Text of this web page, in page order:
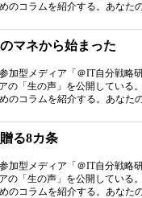
のコラムを紹介する。あなた
マネから始まった
加型メディア「＠IT自分戦略
の「生の声」を公開している
のコラムを紹介する。あなた
る8カ条
加型メディア「＠IT自分戦略
の「生の声」を公開している
のコラムを紹介する。あなた